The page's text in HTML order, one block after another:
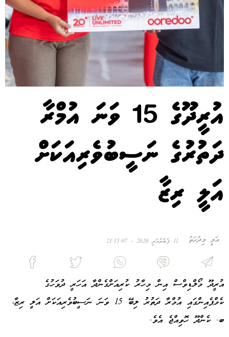
އުރީދޫގެ 15 ވަނަ އުމްރާ
ދަތުރުގެ ނަސީބުވެރިއަކަށް
އަލީ ރިޒާ
އަލީ މިދުހަތު 11 ފެބްރުއަރީ 2026 - 21:15:07
އުރީދޫ މޯލްޑިވްސް އިން މިހާރު ކުރިއަށްގެންދާ އަހަރީ ދުވަހުގެ
ކެމްޕެއިންގައި އުމްރާ ދަތުރު ލިބޭ 15 ވަނަ ނަސީބުވެރިއަކަށް އަލީ ރިޒާ،
ބ. ކެންދޫ ހޮވިއްޖެ އެވެ.